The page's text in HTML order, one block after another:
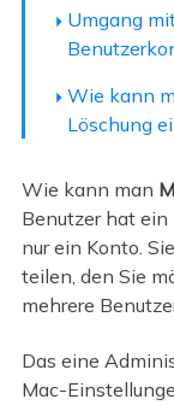
Umgang
Wie kann
Löschung
Wie kann man
Benutzer hat
nur ein Konto.
teilen, den Sie
mehrere
Das eine
Mac-